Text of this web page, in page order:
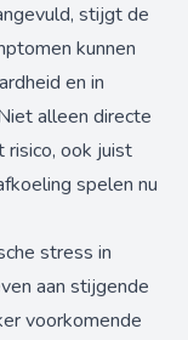
stijgt de
kunnen
en in
alleen directe
ook juist
spelen nu
stress in
aan stijgende
voorkomende